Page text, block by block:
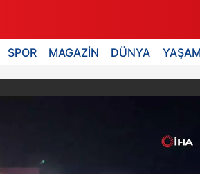
SPOR MAGAZİN DÜNYA YAŞAM